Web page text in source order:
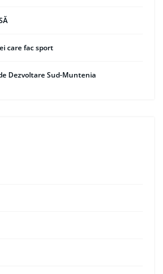
care fac sport
Dezvoltare Sud-Muntenia